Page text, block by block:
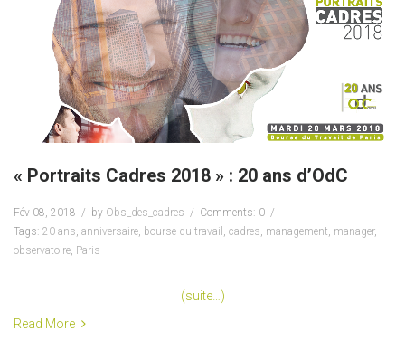
« Portraits Cadres 2018 » : 20 ans d’OdC
Fév 08, 2018 by Obs_des_cadres
Comments: 0
Tags: 20 ans, anniversaire, bourse du travail , cadres, management, manager,
observatoire, Paris
(suite…)
Read More